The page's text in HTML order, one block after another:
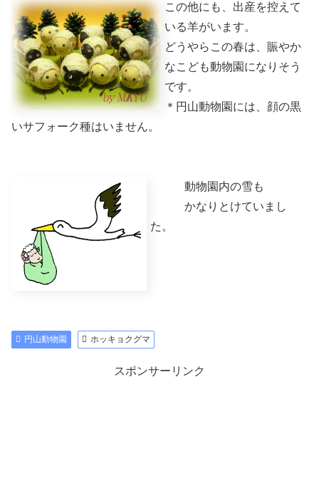
この他にも、出産を控えて
いる羊がいます。
どうやらこの春は、賑やか
なこども動物園になりそう
です。
＊円山動物園には、顔の黒
いサフォーク種はいません。
動物園内の雪も
かなりとけていまし
た。
円山動物園 ホッキョクグマ
スポンサーリンク